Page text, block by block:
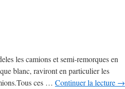
les camions et semi-remorques en
blanc, raviront en particulier les
ces … Continuer la lecture →